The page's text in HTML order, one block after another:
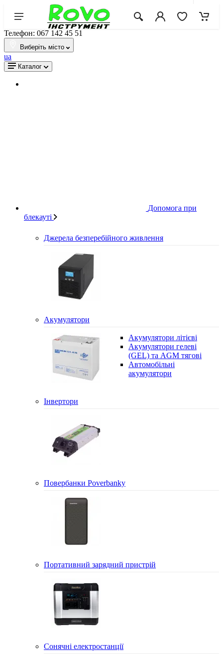
Телефон: 067 142 45 51
Виберіть місто
ua
Каталог
Допомога при
блекауті
Джерела безперебійного живлення
Акумулятори
Акумулятори літієві
Акумулятори гелеві
(GEL) та AGM тягові
Автомобільні
акумулятори
Інвертори
Повербанки Poverbanky
Портативний зарядний пристрій
Сонячні електростанції